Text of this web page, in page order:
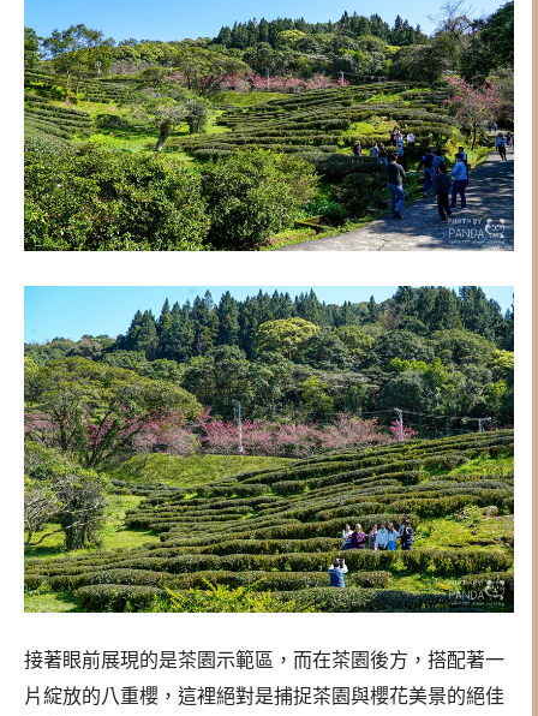
接著眼前展現的是茶園示範區，而在茶園後方，搭配著一
片綻放的八重櫻，這裡絕對是捕捉茶園與櫻花美景的絕佳